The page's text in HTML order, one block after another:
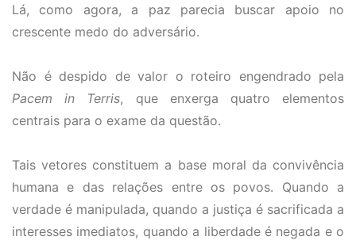
Lá, como agora, a paz parecia buscar apoio no
crescente medo do adversário.
Não é despido de valor o roteiro engendrado pela
Pacem in Terris, que enxerga quatro elementos
centrais para o exame da questão.
Tais vetores constituem a base moral da convivência
humana e das relações entre os povos. Quando a
verdade é manipulada, quando a justiça é sacrificada a
interesses imediatos, quando a liberdade é negada e o